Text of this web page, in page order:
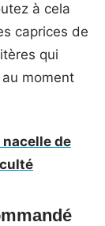
à cela
caprices de
qui
moment
de